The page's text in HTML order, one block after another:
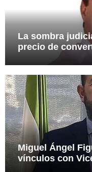
La sombra
precio de
Miguel Ángel
vínculos con